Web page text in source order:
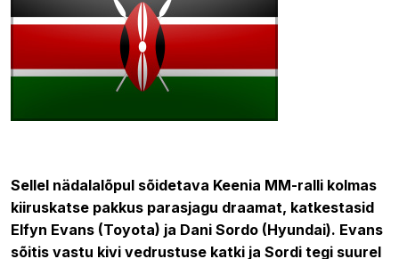
Sellel nädalalõpul sõidetava Keenia MM-ralli kolmas
kiiruskatse pakkus parasjagu draamat, katkestasid
Elfyn Evans (Toyota) ja Dani Sordo (Hyundai). Evans
sõitis vastu kivi vedrustuse katki ja Sordi tegi suurel